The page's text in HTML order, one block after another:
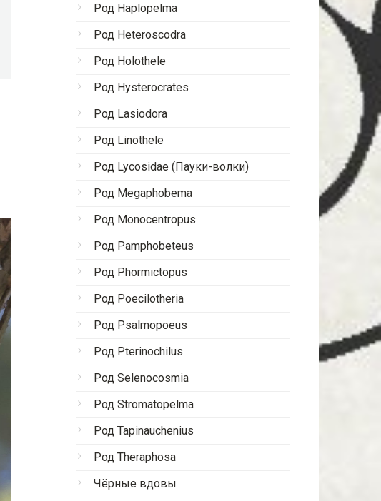
Род Haplopelma
Род Heteroscodra
Род Holothele
Род Hysterocrates
Род Lasiodora
Род Linothele
Род Lycosidae (Пауки-волки)
Род Megaphobema
Род Monocentropus
Род Pamphobeteus
Род Phormictopus
Род Poecilotheria
Род Psalmopoeus
Род Pterinochilus
Род Selenocosmia
Род Stromatopelma
Род Tapinauchenius
Род Theraphosa
Чёрные вдовы